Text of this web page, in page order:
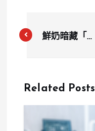
鮮奶暗藏「致
乳製品恐引發
Related Posts